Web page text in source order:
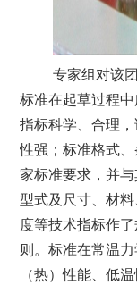
专家组对该
标准在起草过程
指标科学、合理
性强；标准格式
家标准要求，并
型式及尺寸、材
度等技术指标作
则。标准在常温
（热）性能、低